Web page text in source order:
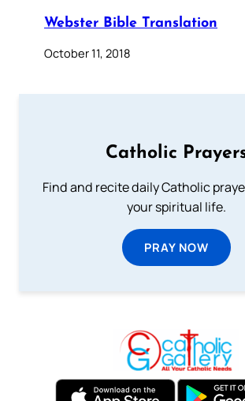
Webster Bible Translation
October 11, 2018
Catholic
Find and recite daily Catholic
your spiritual life.
PRAY NOW